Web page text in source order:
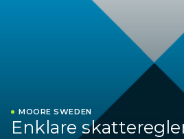
MOORE SWEDEN
Enklare